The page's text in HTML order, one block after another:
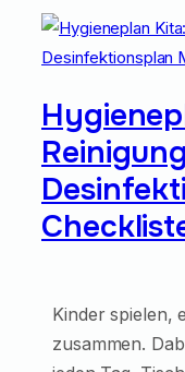
Kinder spielen,
zusammen.